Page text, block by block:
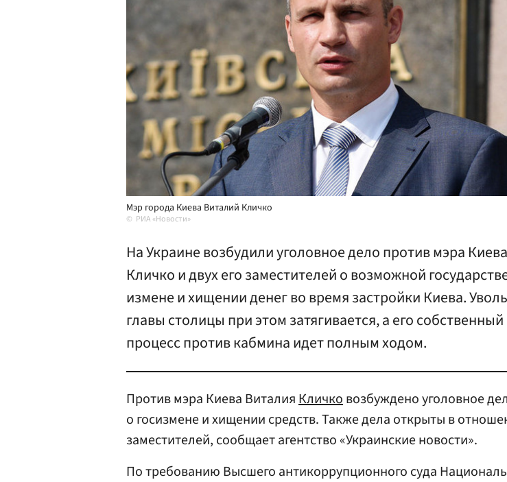
Мэр города Киева Виталий Кличко
РИА «Новости»
На Украине возбудили уголовное дело против мэра
Кличко и двух его заместителей о возможной
измене и хищении денег во время застройки Киева.
главы столицы при этом затягивается, а его
процесс против кабмина идет полным ходом.
Против мэра Киева ВиталияКличковозбуждено уголовное
о госизмене и хищении средств. Также дела открыты в
заместителей, сообщает агентство «Украинские новости».
По требованию Высшего антикоррупционного суда